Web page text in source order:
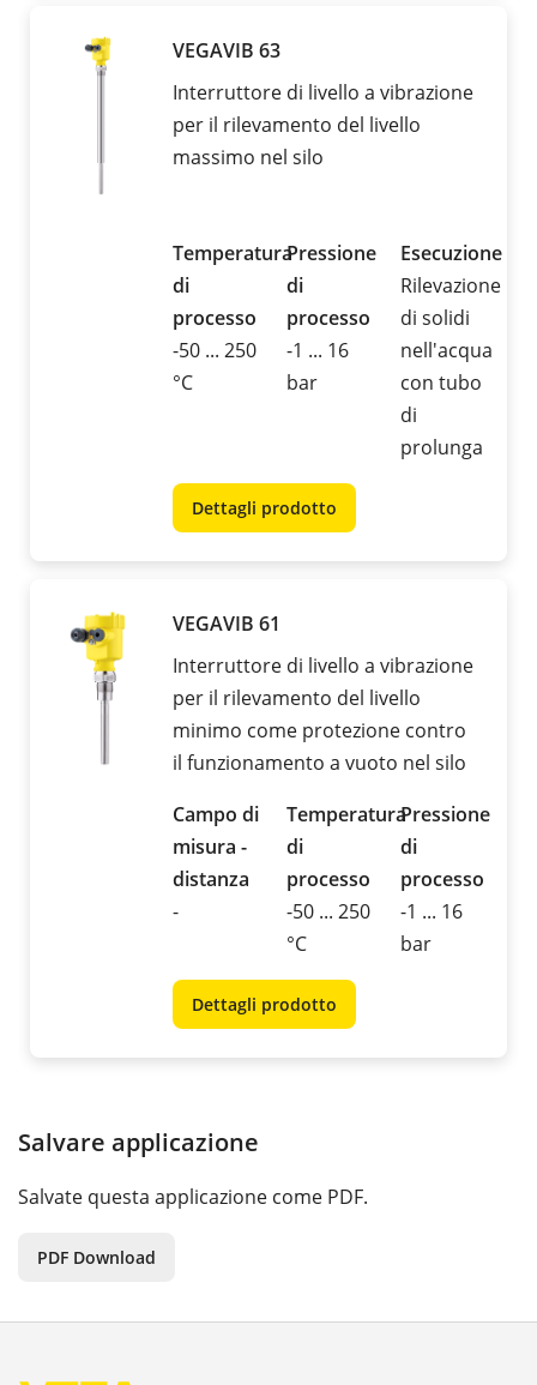
VEGAVIB 63
Interruttore di livello a vibrazione
per il rilevamento del livello
massimo nel silo
Temperatura
di
processo
-50 ... 250
°C
Pressione
di
processo
-1 ... 16
bar
Esecuzione
Rilevazione
di solidi
nell'acqua
con tubo
di
prolunga
Dettagli prodotto
VEGAVIB 61
Interruttore di livello a vibrazione
per il rilevamento del livello
minimo come protezione contro
il funzionamento a vuoto nel silo
Campo di
misura -
distanza
-
Temperatura
di
processo
-50 ... 250
°C
Pressione
di
processo
-1 ... 16
bar
Dettagli prodotto
Salvare applicazione
Salvate questa applicazione come PDF.
PDF Download